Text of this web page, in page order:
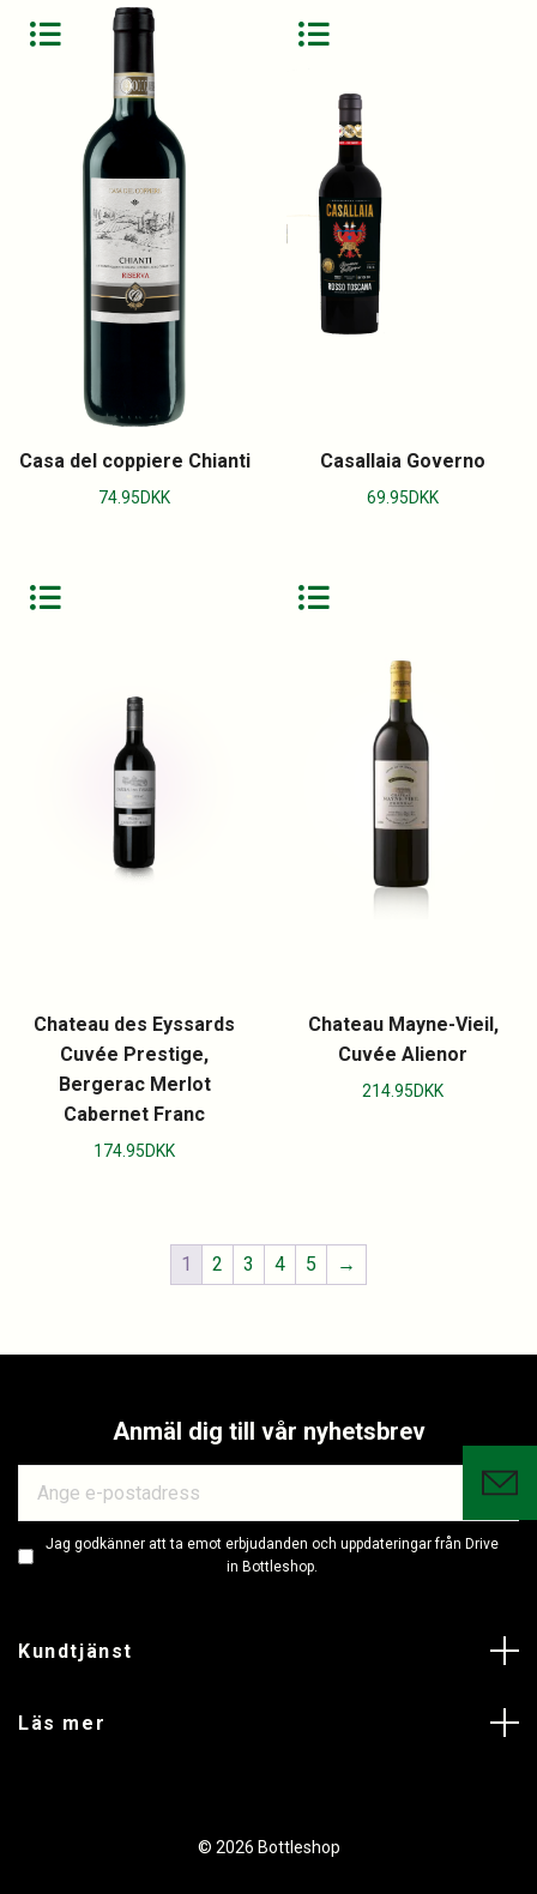
Casa del coppiere Chianti
74.95DKK
Casallaia Governo
69.95DKK
Chateau des Eyssards
Cuvée Prestige,
Bergerac Merlot
Cabernet Franc
174.95DKK
Chateau Mayne-Vieil,
Cuvée Alienor
214.95DKK
1 2 3 4 5 →
Anmäl dig till vår nyhetsbrev
Jag godkänner att ta emot erbjudanden och uppdateringar från Drive
in Bottleshop.
Kundtjänst
Läs mer
© 2026 Bottleshop